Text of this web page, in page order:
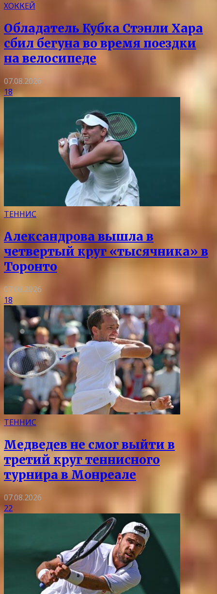
ХОККЕЙ
Обладатель Кубка Стэнли Хара
сбил бегуна во время поездки
на велосипеде
07.08.2026
18
ТЕННИС
Александрова вышла в
четвертый круг «тысячника» в
Торонто
07.08.2026
18
ТЕННИС
Медведев не смог выйти в
третий круг теннисного
турнира в Монреале
07.08.2026
22